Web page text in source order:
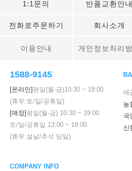
1:1문의 반품교환안내
전화로주문하기 회사소개
이용안내 개인정보처리
1588-9145
[온라인]평일(월-금)10:30 ~ 18:00
(휴무:토/일/공휴일)
[매장]평일(월-금) 10:30 ~ 19:00
토/일/공휴일 13:00 ~ 19:00
(휴무:설날/추석 당일)
예
농
국
신
COMPANY INFO